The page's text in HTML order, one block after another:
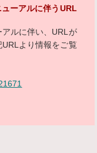
ューアルに伴うURL
アルに伴い、URLが
より情報をご覧